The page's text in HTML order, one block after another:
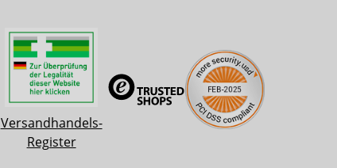
Versandhandels-
Register